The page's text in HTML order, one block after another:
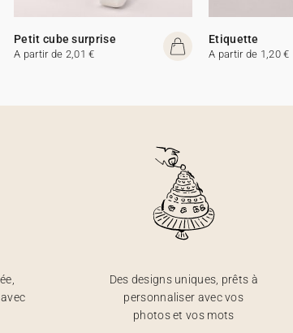
Petit cube surprise
A partir de 2,01 €
Etiquette
A partir de 1,20 €
Des designs uniques, prêts à
personnaliser avec vos
photos et vos mots